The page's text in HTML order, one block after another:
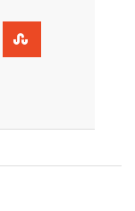
Whatsapp